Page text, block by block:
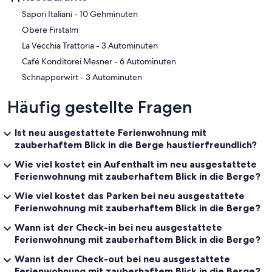
‪Sapori Italiani - ‬10 Gehminuten
Obere Firstalm
‪La Vecchia Trattoria - ‬3 Autominuten
‪Café Konditorei Mesner - ‬6 Autominuten
‪Schnapperwirt - ‬3 Autominuten
Häufig gestellte Fragen
Ist neu ausgestattete Ferienwohnung mit
zauberhaftem Blick in die Berge haustierfreundlich?
Wie viel kostet ein Aufenthalt im neu ausgestattete
Ferienwohnung mit zauberhaftem Blick in die Berge?
Wie viel kostet das Parken bei neu ausgestattete
Ferienwohnung mit zauberhaftem Blick in die Berge?
Wann ist der Check-in bei neu ausgestattete
Ferienwohnung mit zauberhaftem Blick in die Berge?
Wann ist der Check-out bei neu ausgestattete